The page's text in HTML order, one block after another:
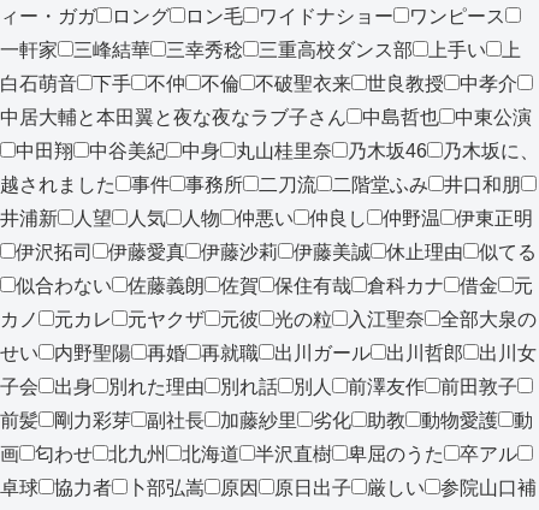
ィー・ガガ
ロング ロン毛 ワイドナショー
ワンピース
一軒家
三峰結華 三幸秀稔 三重高校ダンス部 上手い
上
白石萌音
下手 不仲 不倫 不破聖衣来 世良教授
中孝介
中居大輔と本田翼と夜な夜なラブ子さん
中島哲也
中東公演
中田翔
中谷美紀 中身 丸山桂里奈 乃木坂46
乃木坂に、
越されました
事件 事務所 二刀流 二階堂ふみ
井口和朋
井浦新
人望 人気 人物 仲悪い 仲良し 仲野温
伊東正明
伊沢拓司
伊藤愛真 伊藤沙莉 伊藤美誠 休止理由
似てる
似合わない
佐藤義朗 佐賀 保住有哉 倉科カナ 借金
元
カノ
元カレ 元ヤクザ 元彼 光の粒 入江聖奈
全部大泉の
せい
内野聖陽 再婚 再就職 出川ガール 出川哲郎
出川女
子会
出身 別れた理由 別れ話 別人 前澤友作
前田敦子
前髪
剛力彩芽 副社長 加藤紗里 劣化 助教 動物愛護
動
画
匂わせ 北九州 北海道 半沢直樹 卑屈のうた
卒アル
卓球
協力者 卜部弘嵩 原因 原日出子 厳しい
参院山口補